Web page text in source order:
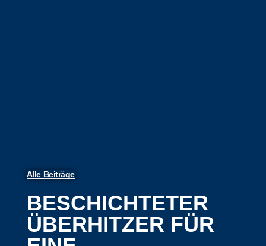
Alle Beiträge
BESCHICHTETER
ÜBERHITZER FÜR